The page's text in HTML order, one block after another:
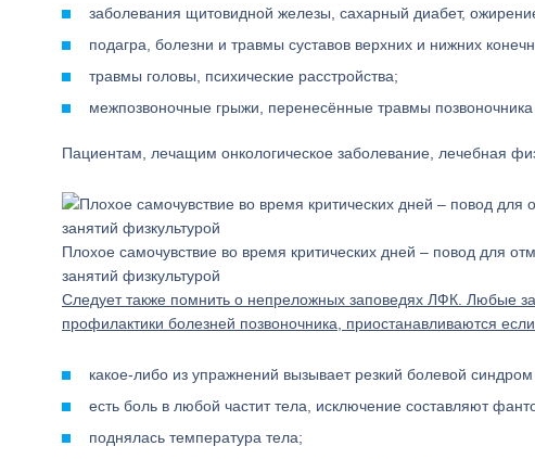
заболевания щитовидной железы, сахарный диабет,
подагра, болезни и травмы суставов верхних и нижних
травмы головы, психические расстройства;
межпозвоночные грыжи, перенесённые травмы позвоночника
Пациентам, лечащим онкологическое заболевание, лечебная
Плохое самочувствие во время критических дней – повод для
занятий физкультурой
Следует также помнить о непреложных заповедях ЛФК. Любые
профилактики болезней позвоночника, приостанавливаются
какое-либо из упражнений вызывает резкий болевой
есть боль в любой частит тела, исключение составляют
поднялась температура тела;